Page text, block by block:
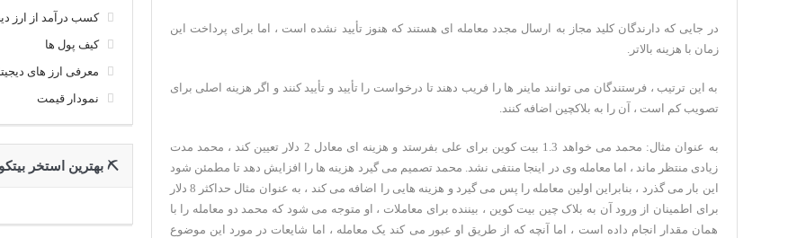
در جایی که دارندگان کلید مجاز به ارسال مجدد معامله ای هستند که هنوز تأیید نشده است ، اما برای پرداخت این
زمان با هزینه بالاتر.
به این ترتیب ، فرستندگان می توانند ماینر ها را فریب دهند تا درخواست را تأیید و تأیید کنند و اگر هزینه اصلی برای
تصویب کم است ، آن را به بلاکچین اضافه کنند.
به عنوان مثال: محمد می خواهد 1.3 بیت کوین برای علی بفرستد و هزینه ای معادل 2 دلار تعیین کند ، محمد مدت
زیادی منتظر ماند ، اما معامله وی در اینجا منتفی نشد. محمد تصمیم می گیرد هزینه ها را افزایش دهد تا مطمئن شود
این بار می گذرد ، بنابراین اولین معامله را پس می گیرد و هزینه هایی را اضافه می کند ، به عنوان مثال حداکثر 8 دلار
برای اطمینان از ورود آن به بلاک چین بیت کوین ، بیننده برای معاملات ، او متوجه می شود که محمد دو معامله را با
همان مقدار انجام داده است ، اما آنچه که از طریق او عبور می کند یک معامله ، اما شایعات در مورد این موضوع
کسب درآمد از ارز
کیف پول ها
معرفی ارز های
نمودار قیمت
⛏ بهترین استخر